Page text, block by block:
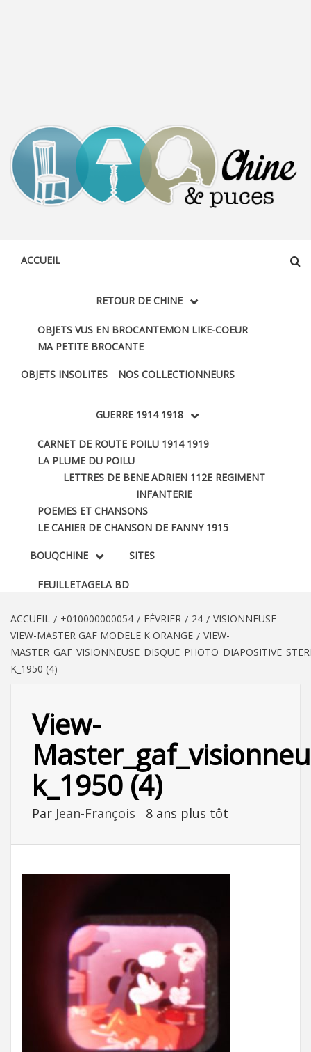
ACCUEIL
RETOUR DE CHINE
OBJETS VUS EN BROCANTEMON LIKE-COEUR
MA PETITE BROCANTE
OBJETS INSOLITES NOS COLLECTIONNEURS
GUERRE 1914 1918
CARNET DE ROUTE POILU 1914 1919
LA PLUME DU POILU
LETTRES DE BENE ADRIEN 112E REGIMENT
INFANTERIE
POEMES ET CHANSONS
LE CAHIER DE CHANSON DE FANNY 1915
BOUQCHINE
FEUILLETAGELA BD
SITES
ACCUEIL +010000000054 FÉVRIER 24
VISIONNEUSE
VIEW-MASTER GAF MODELE K ORANGE
VIEW-
K_1950 (4)
View-
k_1950 (4)
Par Jean-François 8 ans plus tôt